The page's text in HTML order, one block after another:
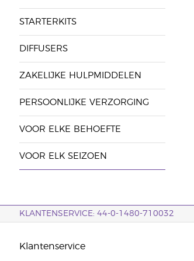
STARTERKITS
DIFFUSERS
ZAKELIJKE HULPMIDDELEN
PERSOONLIJKE VERZORGING
VOOR ELKE BEHOEFTE
VOOR ELK SEIZOEN
KLANTENSERVICE: 44-0-1480-710032
Klantenservice